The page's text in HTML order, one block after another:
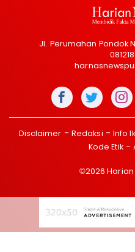
Jl. Perumahan Pondok
Disclaimer Redaksi Info
Kode Etik
©2026